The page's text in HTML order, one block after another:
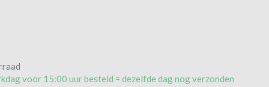
voor 15:00 uur besteld = dezelfde dag nog verzonden